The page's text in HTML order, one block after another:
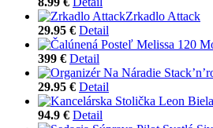
Zrkadlo Attack
29.95 € Detail
399 € Detail
29.95 € Detail
94.9 € Detail